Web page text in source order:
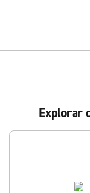
Explorar